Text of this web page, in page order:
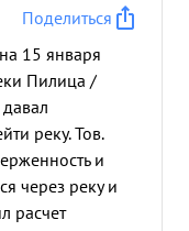
Поделиться
15 января
Пилица /
реку. Тов.
и
через реку и
расчет